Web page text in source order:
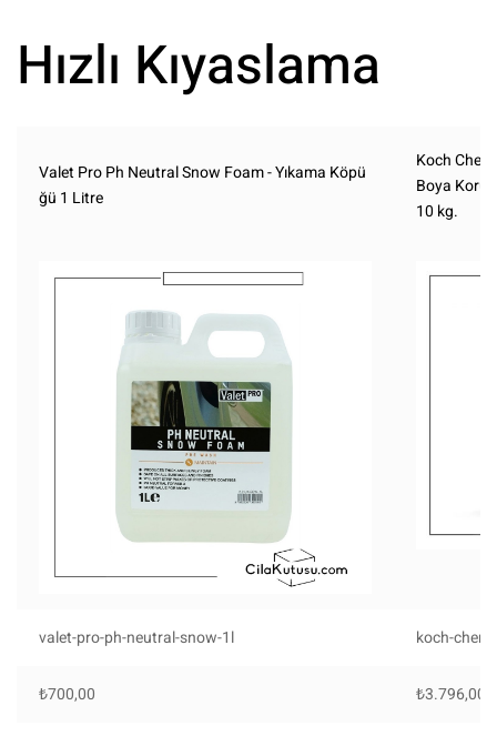
Hızlı Kıyaslama
Valet Pro Ph Neutral Snow Foam - Yıkama Köpü
ğü 1 Litre
Koch
Boya
10 kg.
valet-pro-ph-neutral-snow-1l koch-
₺700,00 ₺3.796,00